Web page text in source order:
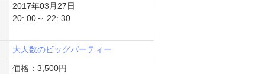
2017年03月27日
20: 00～ 22: 30
大人数のビッグパーティー
価格：3,500円